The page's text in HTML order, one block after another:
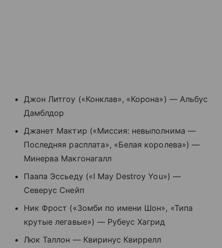
Джон Литгоу («Конклав», «Корона») — Альбус
Дамблдор
Джанет Мактир («Миссия: невыполнима —
Последняя расплата», «Белая королева») —
Минерва Макгонагалл
Паапа Эссьеду («I May Destroy You») —
Северус Снейп
Ник Фрост («Зомби по имени Шон», «Типа
крутые легавые») — Рубеус Хагрид
Люк Таллон — Квиринус Квиррелл